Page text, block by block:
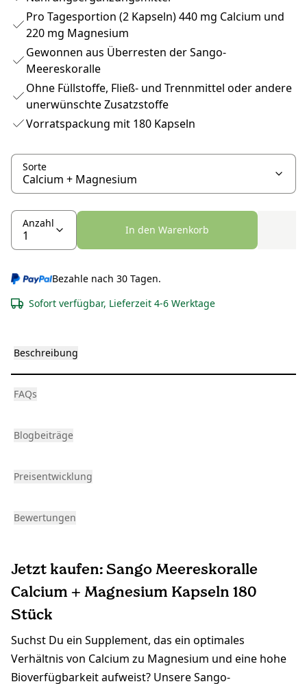
Pro Tagesportion (2 Kapseln) 440 mg Calcium und
220 mg Magnesium
Gewonnen aus Überresten der Sango-
Meereskoralle
Ohne Füllstoffe, Fließ- und Trennmittel oder andere
unerwünschte Zusatzstoffe
Vorratspackung mit 180 Kapseln
Sorte
Anzahl
In den Warenkorb
Bezahle nach 30 Tagen.
Sofort verfügbar, Lieferzeit 4-6 Werktage
Beschreibung
FAQs
Blogbeiträge
Preisentwicklung
Bewertungen
Jetzt kaufen: Sango Meereskoralle
Calcium + Magnesium Kapseln 180
Stück
Suchst Du ein Supplement, das ein optimales
Verhältnis von Calcium zu Magnesium und eine hohe
Bioverfügbarkeit aufweist? Unsere Sango-